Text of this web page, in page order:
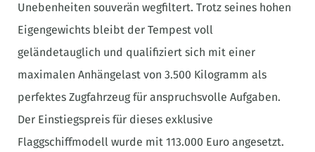
Unebenheiten souverän wegfiltert. Trotz seines hohen
Eigengewichts bleibt der Tempest voll
geländetauglich und qualifiziert sich mit einer
maximalen Anhängelast von 3.500 Kilogramm als
perfektes Zugfahrzeug für anspruchsvolle Aufgaben.
Der Einstiegspreis für dieses exklusive
Flaggschiffmodell wurde mit 113.000 Euro angesetzt.